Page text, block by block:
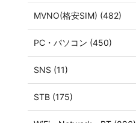
MVNO(格安SIM) (482)
PC・パソコン (450)
SNS (11)
STB (175)